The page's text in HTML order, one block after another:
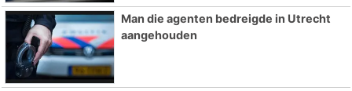
Man die agenten bedreigde in Utrecht
aangehouden